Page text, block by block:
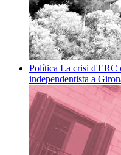
Política La crisi d'ERC
independentista a